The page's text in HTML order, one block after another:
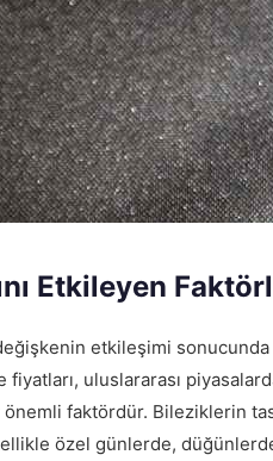
Etkileyen
etkileşimi
uluslararası
faktördür. Bileziklerin
özel günlerde,